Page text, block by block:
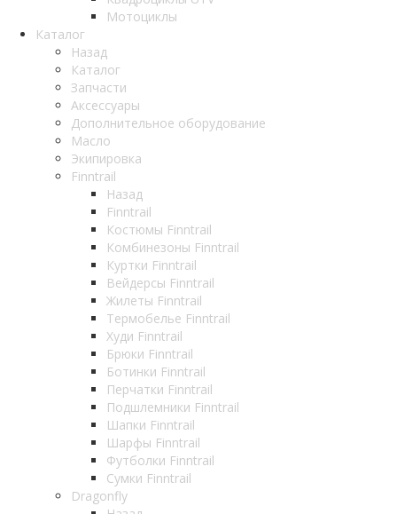
Мотоциклы
Каталог
Назад
Каталог
Запчасти
Аксессуары
Дополнительное оборудование
Масло
Экипировка
Finntrail
Назад
Finntrail
Костюмы Finntrail
Комбинезоны Finntrail
Куртки Finntrail
Вейдерсы Finntrail
Жилеты Finntrail
Термобелье Finntrail
Худи Finntrail
Брюки Finntrail
Ботинки Finntrail
Перчатки Finntrail
Подшлемники Finntrail
Шапки Finntrail
Шарфы Finntrail
Футболки Finntrail
Сумки Finntrail
Dragonfly